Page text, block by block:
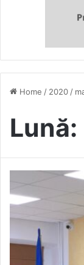
Home / 2020 /
Lună: